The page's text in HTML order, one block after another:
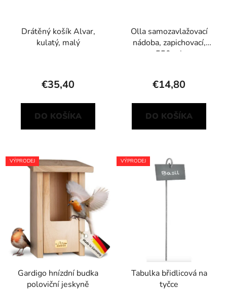
Drátěný košík Alvar,
kulatý, malý
€35,40
DO KOŠÍKA
Olla samozavlažovací
nádoba, zapichovací,
550 ml
€14,80
DO KOŠÍKA
VÝPRODEJ
Gardigo hnízdní budka
poloviční jeskyně
VÝPRODEJ
Tabulka břidlicová na
tyčce